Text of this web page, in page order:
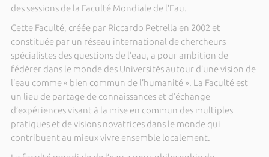
des sessions de la Faculté Mondiale de l’Eau.
Cette Faculté, créée par Riccardo Petrella en 2002 et
constituée par un réseau international de chercheurs
spécialistes des questions de l’eau, a pour ambition de
fédérer dans le monde des Universités autour d’une vision de
l’eau comme « bien commun de l’humanité ». La Faculté est
un lieu de partage de connaissances et d’échange
d’expériences visant à la mise en commun des multiples
pratiques et de visions novatrices dans le monde qui
contribuent au mieux vivre ensemble localement.